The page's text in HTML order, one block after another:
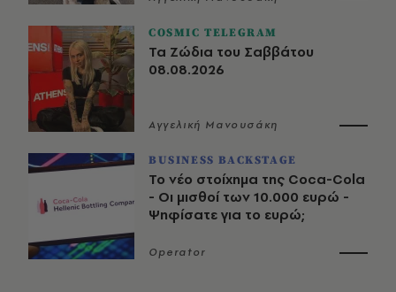
COSMIC TELEGRAM
Τα Ζώδια του Σαββάτου
08.08.2026
Αγγελική Μανουσάκη
BUSINESS BACKSTAGE
Το νέο στοίχημα της Coca-Cola
- Οι μισθοί των 10.000 ευρώ -
Ψηφίσατε για το ευρώ;
Operator